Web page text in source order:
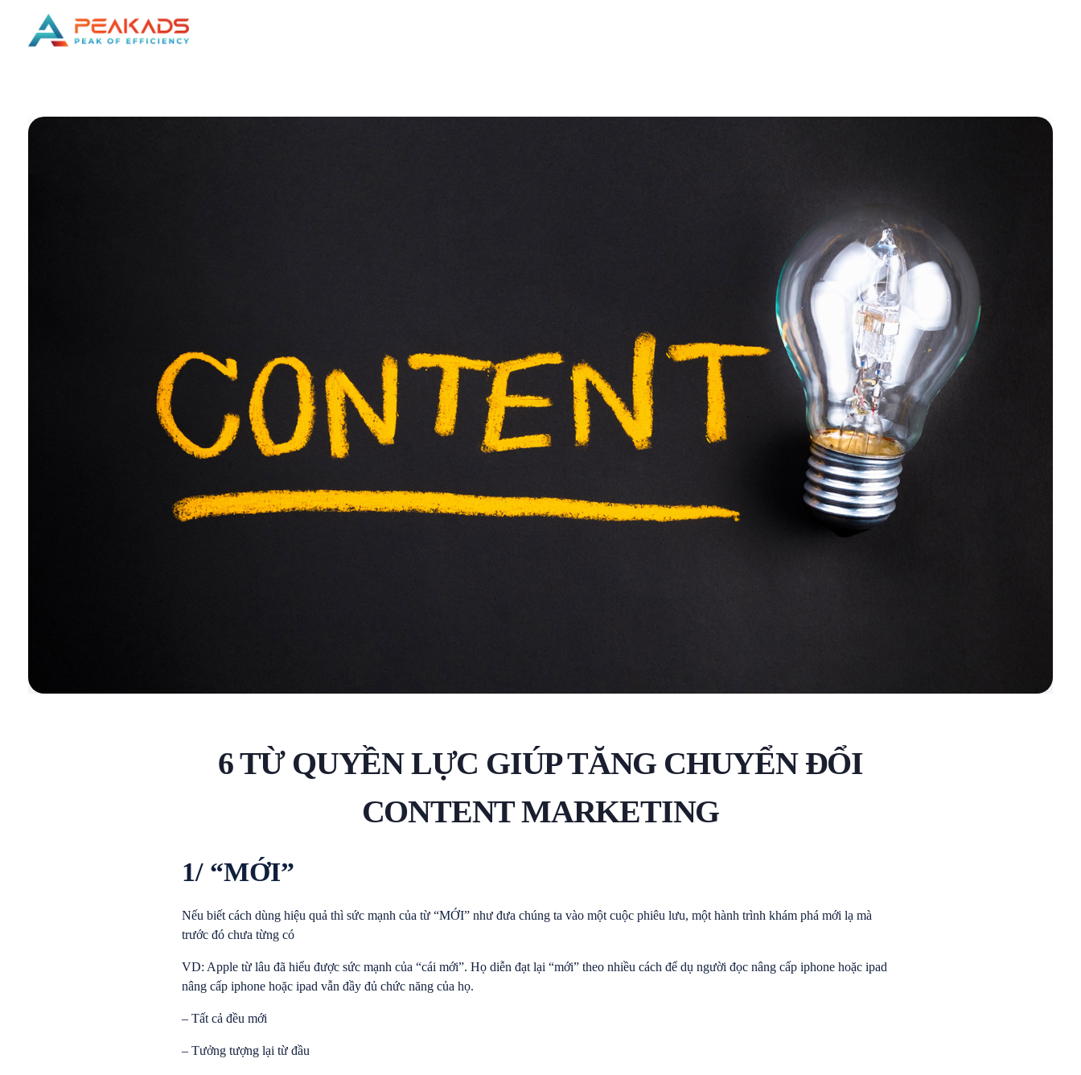
6 TỪ QUYỀN LỰC GIÚP TĂNG CHUYỂN ĐỔI
CONTENT MARKETING
1/ “MỚI”
Nếu biết cách dùng hiệu quả thì sức mạnh của từ “MỚI” như đưa chúng ta vào một cuộc phiêu lưu, một hành trình khám phá mới lạ mà
trước đó chưa từng có
VD: Apple từ lâu đã hiểu được sức mạnh của “cái mới”. Họ diễn đạt lại “mới” theo nhiều cách để dụ người đọc nâng cấp iphone hoặc ipad
nâng cấp iphone hoặc ipad vẫn đầy đủ chức năng của họ.
– Tất cả đều mới
– Tưởng tượng lại từ đầu